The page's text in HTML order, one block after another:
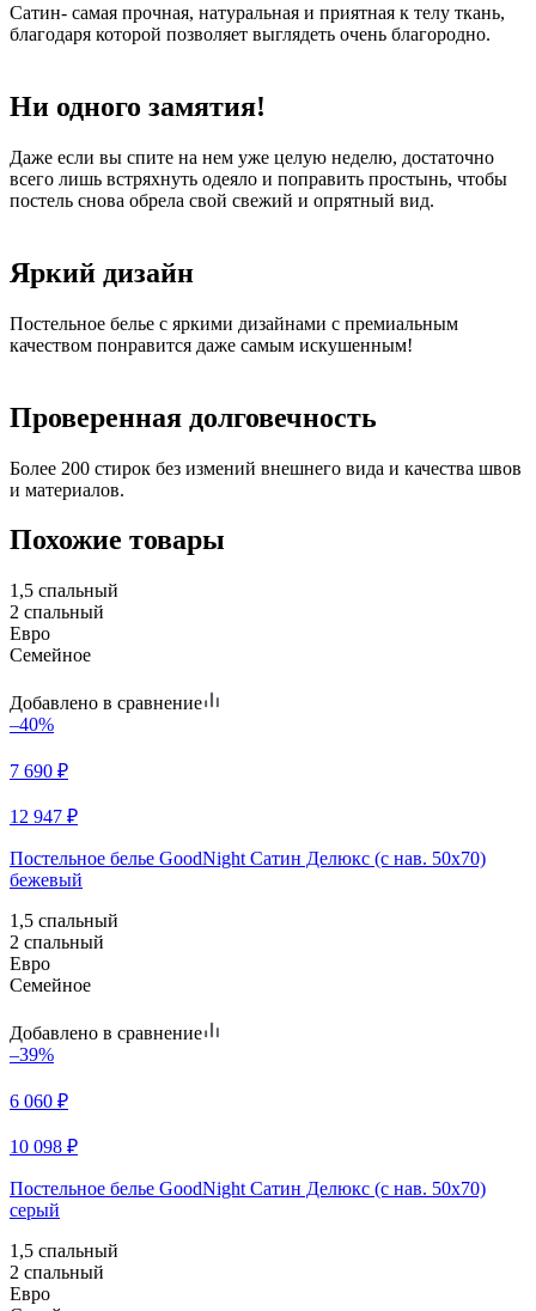
Сатин- самая прочная, натуральная и приятная к телу ткань,
благодаря которой позволяет выглядеть очень благородно.
Ни одного замятия!
Даже если вы спите на нем уже целую неделю, достаточно
всего лишь встряхнуть одеяло и поправить простынь, чтобы
постель снова обрела свой свежий и опрятный вид.
Яркий дизайн
Постельное белье с яркими дизайнами с премиальным
качеством понравится даже самым искушенным!
Проверенная долговечность
Более 200 стирок без измений внешнего вида и качества швов
и материалов.
Похожие товары
1,5 спальный
2 спальный
Евро
Семейное
Добавлено в сравнение
–40%
7 690 ₽
12 947 ₽
Постельное белье GoodNight Сатин Делюкс (с нав. 50х70)
бежевый
1,5 спальный
2 спальный
Евро
Семейное
Добавлено в сравнение
–39%
6 060 ₽
10 098 ₽
Постельное белье GoodNight Сатин Делюкс (с нав. 50х70)
серый
1,5 спальный
2 спальный
Евро